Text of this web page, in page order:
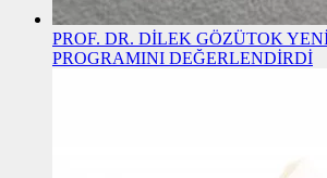
PROF. DR. DİLEK GÖZÜTOK
PROGRAMINI DEĞERLENDİRDİ